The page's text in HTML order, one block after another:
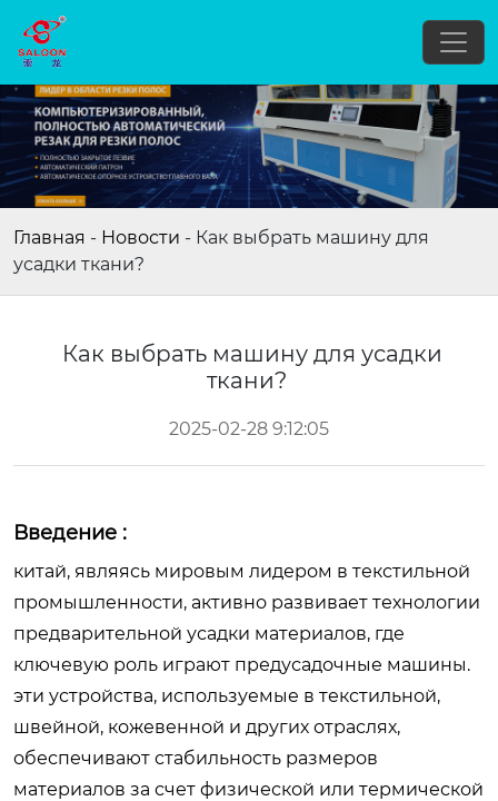
Главная - Новости - Как выбрать машину для
усадки ткани?
Как выбрать машину для усадки
ткани?
2025-02-28 9:12:05
Введение :
китай, являясь мировым лидером в текстильной
промышленности, активно развивает технологии
предварительной усадки материалов, где
ключевую роль играют предусадочные машины.
эти устройства, используемые в текстильной,
швейной, кожевенной и других отраслях,
обеспечивают стабильность размеров
материалов за счет физической или термической